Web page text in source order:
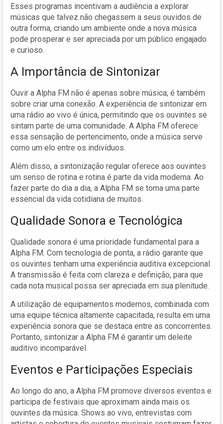
Esses programas incentivam a audiência a explorar
músicas que talvez não chegassem a seus ouvidos de
outra forma, criando um ambiente onde a nova música
pode prosperar e ser apreciada por um público engajado
e curioso.
A Importância de Sintonizar
Ouvir a Alpha FM não é apenas sobre música; é também
sobre criar uma conexão. A experiência de sintonizar em
uma rádio ao vivo é única, permitindo que os ouvintes se
sintam parte de uma comunidade. A Alpha FM oferece
essa sensação de pertencimento, onde a música serve
como um elo entre os indivíduos.
Além disso, a sintonização regular oferece aos ouvintes
um senso de rotina e rotina é parte da vida moderna. Ao
fazer parte do dia a dia, a Alpha FM se torna uma parte
essencial da vida cotidiana de muitos.
Qualidade Sonora e Tecnológica
Qualidade sonora é uma prioridade fundamental para a
Alpha FM. Com tecnologia de ponta, a rádio garante que
os ouvintes tenham uma experiência auditiva excepcional.
A transmissão é feita com clareza e definição, para que
cada nota musical possa ser apreciada em sua plenitude.
A utilização de equipamentos modernos, combinada com
uma equipe técnica altamente capacitada, resulta em uma
experiência sonora que se destaca entre as concorrentes.
Portanto, sintonizar a Alpha FM é garantir um deleite
auditivo incomparável.
Eventos e Participações Especiais
Ao longo do ano, a Alpha FM promove diversos eventos e
participa de festivais que aproximam ainda mais os
ouvintes da música. Shows ao vivo, entrevistas com